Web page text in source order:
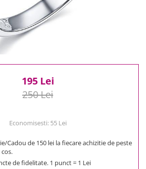
195 Lei
250 Lei
Economisesti: 55 Lei
Cadou de 150 lei la fiecare achizitie de peste
cos.
de fidelitate. 1 punct = 1 Lei